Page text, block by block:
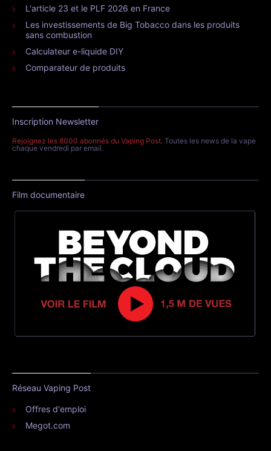
L'article 23 et le PLF 2026 en France
Les investissements de Big Tobacco dans les produits
sans combustion
Calculateur e-liquide DIY
Comparateur de produits
Inscription Newsletter
Rejoignez les 8000 abonnés du Vaping Post. Toutes les news de la vape
chaque vendredi par email.
Film documentaire
Réseau Vaping Post
Offres d'emploi
Megot.com